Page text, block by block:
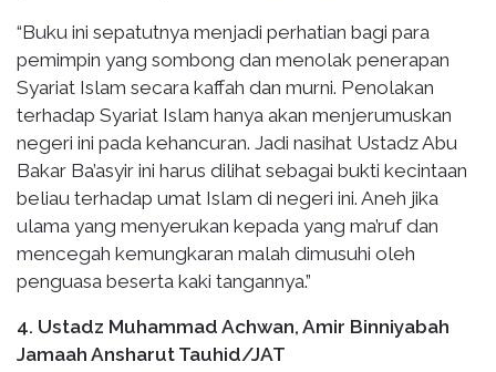
“Buku ini sepatutnya menjadi perhatian bagi para
pemimpin yang sombong dan menolak penerapan
Syariat Islam secara kaffah dan murni. Penolakan
terhadap Syariat Islam hanya akan menjerumuskan
negeri ini pada kehancuran. Jadi nasihat Ustadz Abu
Bakar Ba’asyir ini harus dilihat sebagai bukti kecintaan
beliau terhadap umat Islam di negeri ini. Aneh jika
ulama yang menyerukan kepada yang ma’ruf dan
mencegah kemungkaran malah dimusuhi oleh
penguasa beserta kaki tangannya.”
4. Ustadz Muhammad Achwan, Amir Binniyabah
Jamaah Ansharut Tauhid/JAT